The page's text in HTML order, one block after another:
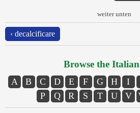
weiter unten
‹ decalcificare
Browse the
A B C D E F G H I
P
Q R S T U V